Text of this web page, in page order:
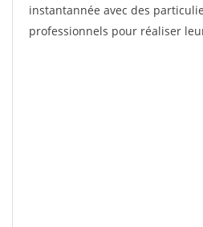
instantannée avec des
professionnels pour réaliser